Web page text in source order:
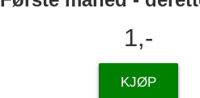
1,-
KJØP